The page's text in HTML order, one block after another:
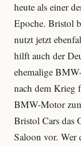
heute als einer
Epoche. Bristol
nutzt jetzt
hilft auch der
ehemalige
nach dem Krieg
BMW-Motor
Bristol Cars das
Saloon vor. Wer